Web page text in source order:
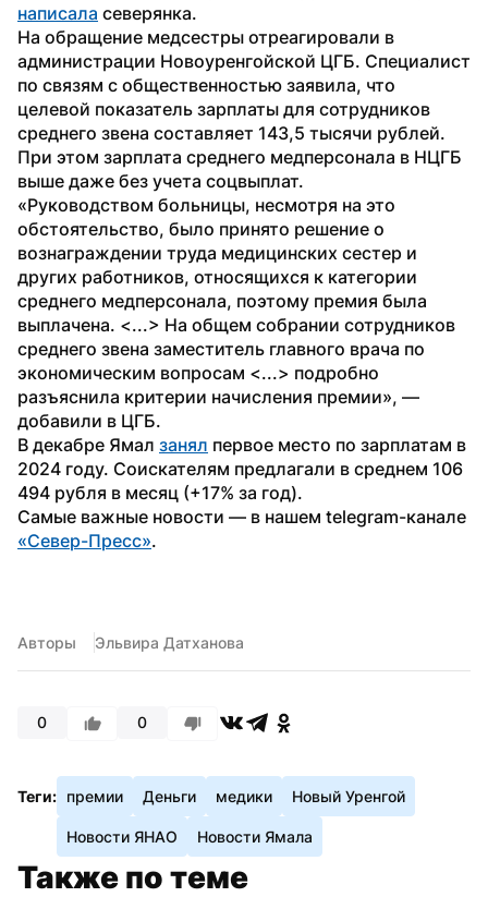
написала северянка.
На обращение медсестры отреагировали в
администрации Новоуренгойской ЦГБ. Специалист
по связям с общественностью заявила, что
целевой показатель зарплаты для сотрудников
среднего звена составляет 143,5 тысячи рублей.
При этом зарплата среднего медперсонала в НЦГБ
выше даже без учета соцвыплат.
«Руководством больницы, несмотря на это
обстоятельство, было принято решение о
вознаграждении труда медицинских сестер и
других работников, относящихся к категории
среднего медперсонала, поэтому премия была
выплачена. <...> На общем собрании сотрудников
среднего звена заместитель главного врача по
экономическим вопросам <...> подробно
разъяснила критерии начисления премии», —
добавили в ЦГБ.
В декабре Ямал занял первое место по зарплатам в
2024 году. Соискателям предлагали в среднем 106
494 рубля в месяц (+17% за год).
«Север-Пресс».
Авторы Эльвира Датханова
0 0
Теги: премии Деньги медики Новый Уренгой
Новости ЯНАО Новости Ямала
Также по теме